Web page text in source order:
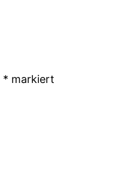
* markiert